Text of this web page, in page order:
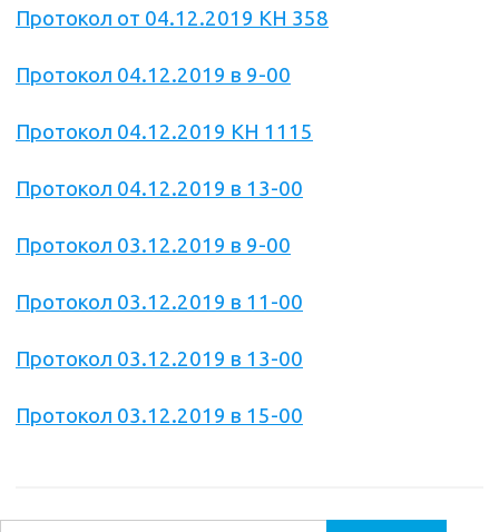
Протокол от 04.12.2019 КН 358
Протокол 04.12.2019 в 9-00
Протокол 04.12.2019 КН 1115
Протокол 04.12.2019 в 13-00
Протокол 03.12.2019 в 9-00
Протокол 03.12.2019 в 11-00
Протокол 03.12.2019 в 13-00
Протокол 03.12.2019 в 15-00